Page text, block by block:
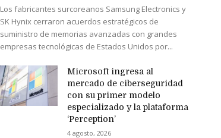
Los fabricantes surcoreanos Samsung Electronics y
SK Hynix cerraron acuerdos estratégicos de
suministro de memorias avanzadas con grandes
empresas tecnológicas de Estados Unidos por...
Microsoft ingresa al
mercado de ciberseguridad
con su primer modelo
especializado y la plataforma
‘Perception’
4 agosto, 2026